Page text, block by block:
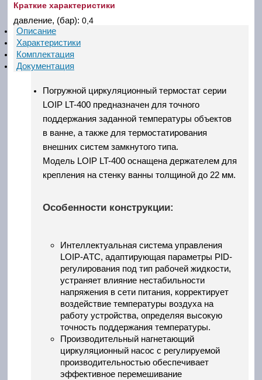
Краткие характеристики
давление, (бар): 0,4
Описание
Характеристики
Комплектация
Документация
Погружной циркуляционный термостат серии
LOIP LT-400 предназначен для точного
поддержания заданной температуры объектов
в ванне, а также для термостатирования
внешних систем замкнутого типа.
Модель LOIP LT-400 оснащена держателем для
крепления на стенку ванны толщиной до 22 мм.
Особенности конструкции:
Интеллектуальная система управления
LOIP-AТC, адаптирующая параметры PID-
регулирования под тип рабочей жидкости,
устраняет влияние нестабильности
напряжения в сети питания, корректирует
воздействие температуры воздуха на
работу устройства, определяя высокую
точность поддержания температуры.
Производительный нагнетающий
циркуляционный насос с регулируемой
производительностью обеспечивает
эффективное перемешивание